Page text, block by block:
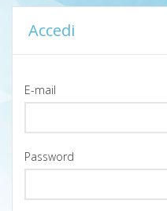
Accedi
E-mail
Password